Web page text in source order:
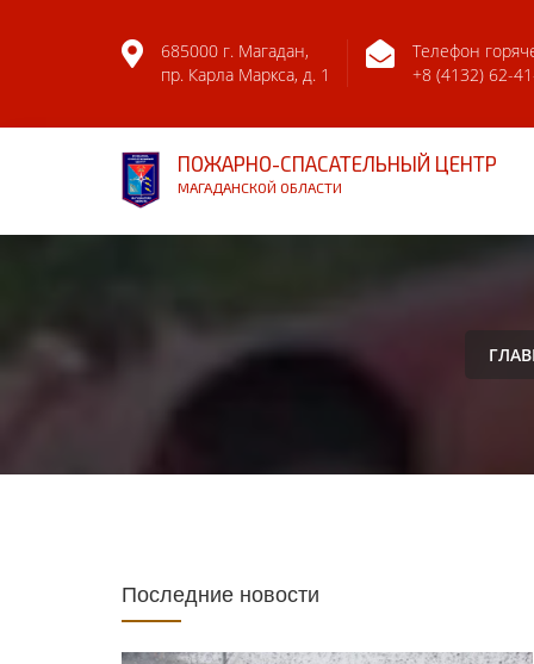
685000 г. Магадан,
пр. Карла Маркса, д. 1
Телефон
+8 (4132) 62-
ПОЖАРНО-СПАСАТЕЛЬНЫЙ ЦЕНТР
МАГАДАНСКОЙ ОБЛАСТИ
Последние новости